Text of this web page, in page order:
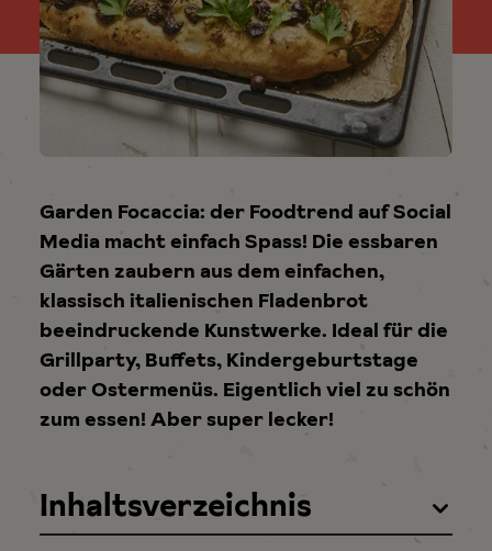
Garden Focaccia: der Foodtrend auf Social
Media macht einfach Spass! Die essbaren
Gärten zaubern aus dem einfachen,
klassisch italienischen Fladenbrot
beeindruckende Kunstwerke. Ideal für die
Grillparty, Buffets, Kindergeburtstage
oder Ostermenüs. Eigentlich viel zu schön
zum essen! Aber super lecker!
Inhaltsverzeichnis